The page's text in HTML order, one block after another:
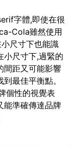
字體,即使在很
Cola雖然使用
尺寸下也能識
小尺寸下,過緊的
間距又可能影響
最佳平衡點。
個性的視覺表
能準確傳達品牌